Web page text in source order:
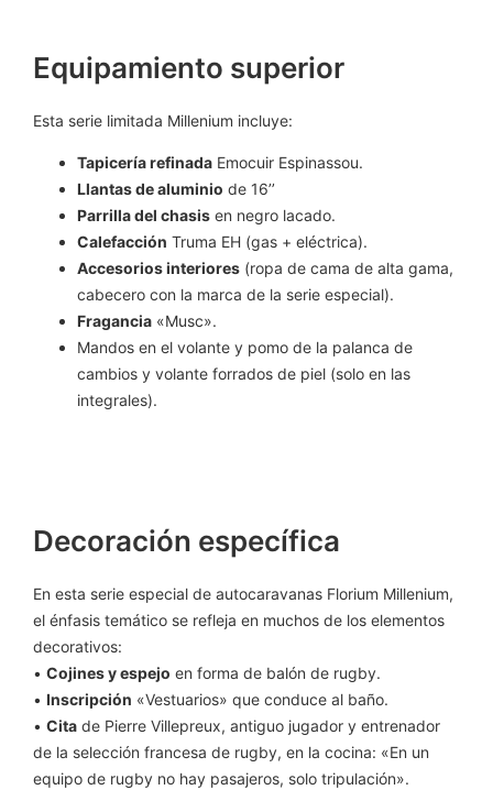
Equipamiento superior
Esta serie limitada Millenium incluye:
Tapicería refinada Emocuir Espinassou.
Llantas de aluminio de 16’’
Parrilla del chasis en negro lacado.
Calefacción Truma EH (gas + eléctrica).
Accesorios interiores (ropa de cama de alta gama,
cabecero con la marca de la serie especial).
Fragancia «Musc».
Mandos en el volante y pomo de la palanca de
cambios y volante forrados de piel (solo en las
integrales).
Decoración específica
En esta serie especial de autocaravanas Florium Millenium,
el énfasis temático se refleja en muchos de los elementos
decorativos:
• Cojines y espejo en forma de balón de rugby.
• Inscripción «Vestuarios» que conduce al baño.
• Cita de Pierre Villepreux, antiguo jugador y entrenador
de la selección francesa de rugby, en la cocina: «En un
equipo de rugby no hay pasajeros, solo tripulación».